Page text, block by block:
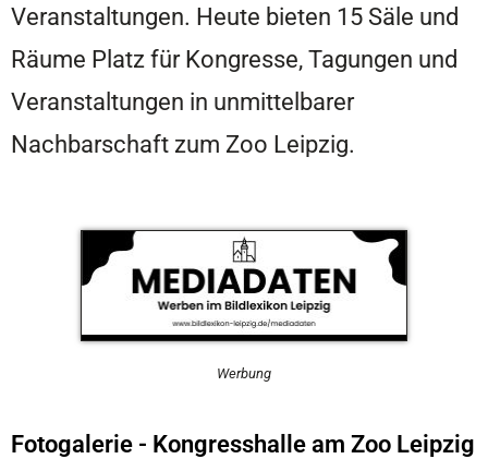
Veranstaltungen. Heute bieten 15 Säle und
Räume Platz für Kongresse, Tagungen und
Veranstaltungen in unmittelbarer
Nachbarschaft zum Zoo Leipzig.
Werbung
Fotogalerie - Kongresshalle am Zoo Leipzig